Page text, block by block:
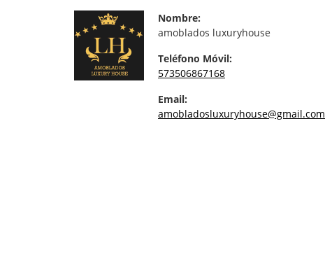
Nombre:
amoblados luxuryhouse
Teléfono Móvil:
573506867168
Email:
amobladosluxuryhouse@gmail.com